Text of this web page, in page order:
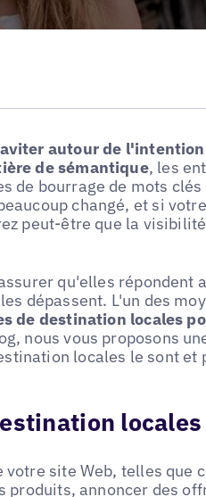
autour de
de sémantique, les
de bourrage de mots
changé, et si
peut-être que la
qu'elles répondent
dépassent. L'un des
de destination locales
nous vous proposons
locales le sont et
locales
site Web, telles que
annoncer des